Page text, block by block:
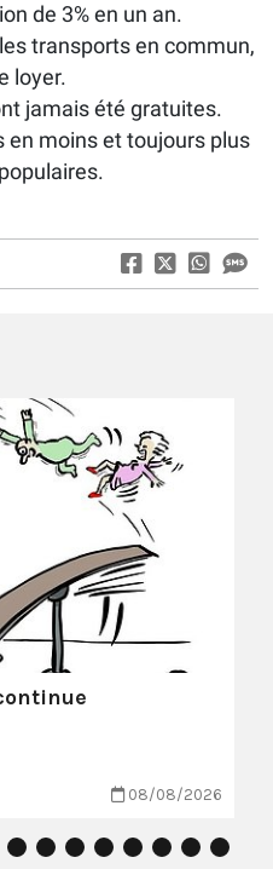
de 3% en un an.
transports en commun,
loyer.
jamais été gratuites.
en moins et toujours plus
08/08/2026